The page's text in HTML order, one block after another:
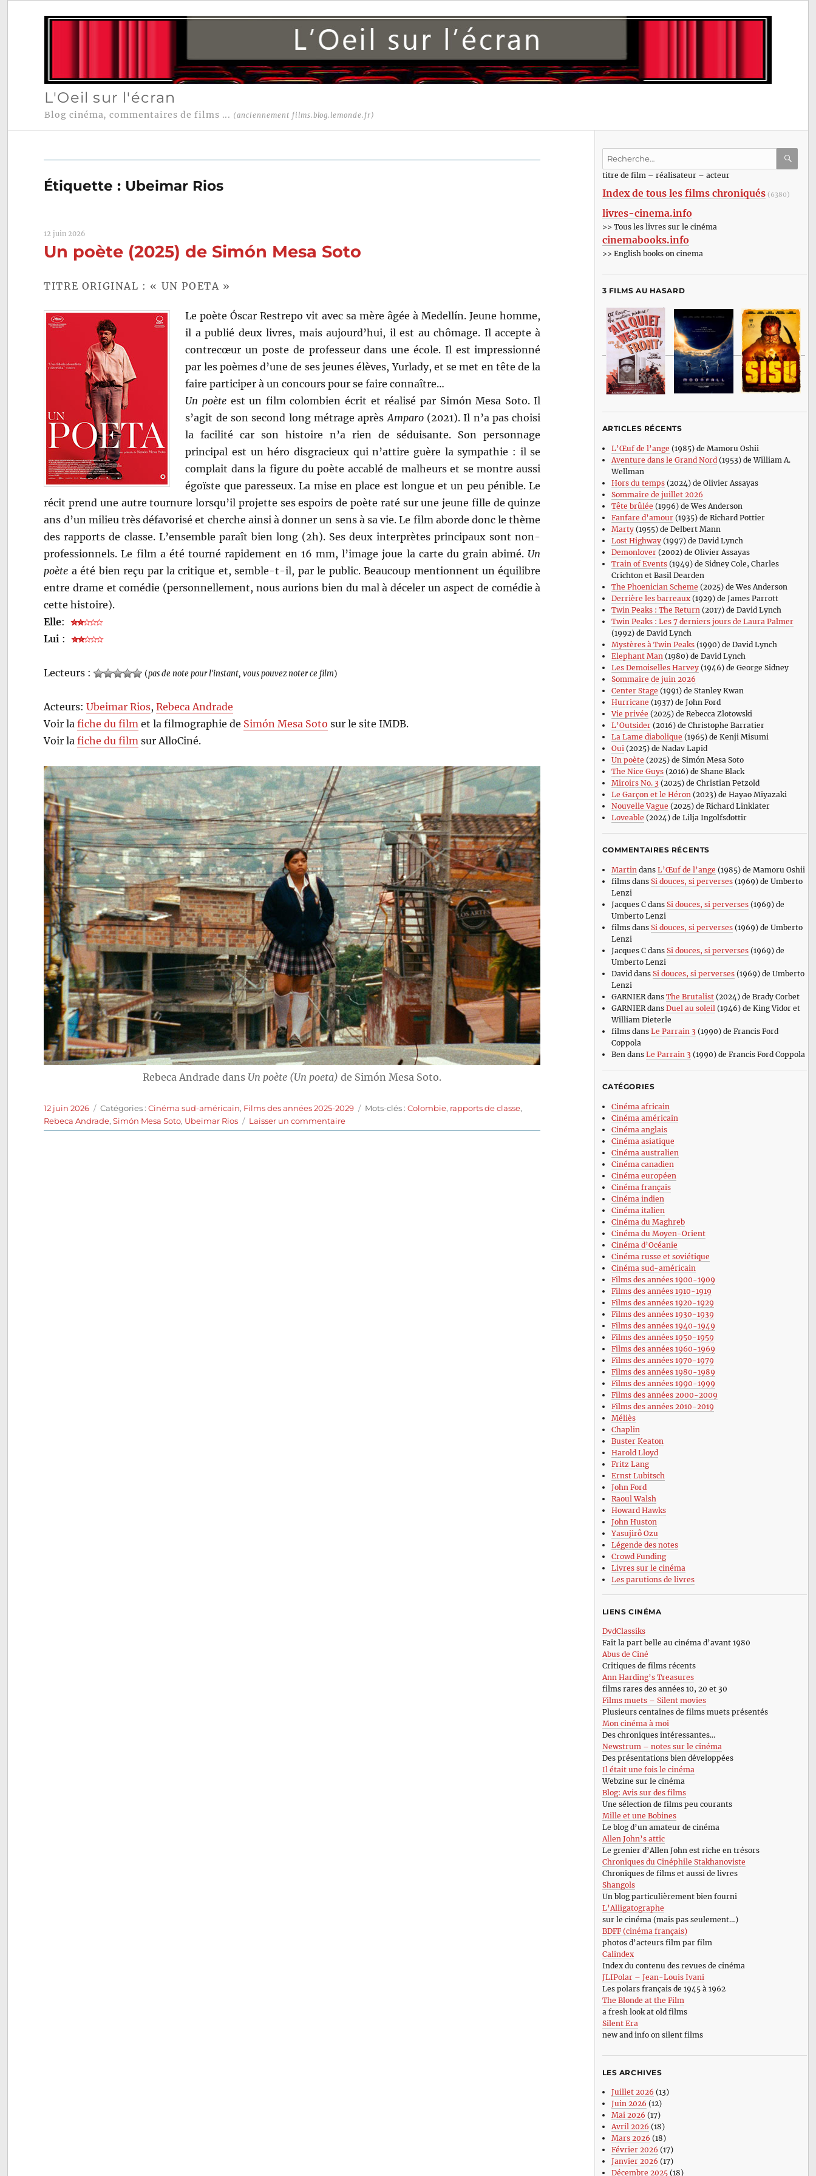
L'Oeil sur l'écran
Blog cinéma, commentaires de films ... (anciennement films.blog.lemonde.fr)
Étiquette : Ubeimar Rios
12 juin 2026
Un poète (2025) de Simón Mesa Soto
TITRE ORIGINAL : « UN POETA »
Le poète Óscar Restrepo vit avec sa mère âgée à Medellín. Jeune homme,
il a publié deux livres, mais aujourd’hui, il est au chômage. Il accepte à
contrecœur un poste de professeur dans une école. Il est impressionné
par les poèmes d’une de ses jeunes élèves, Yurlady, et se met en tête de la
faire participer à un concours pour se faire connaître…
Un poèteest un film colombien écrit et réalisé par Simón Mesa Soto. Il
s’agit de son second long métrage après Amparo (2021). Il n’a pas choisi
la facilité car son histoire n’a rien de séduisante. Son personnage
principal est un héro disgracieux qui n’attire guère la sympathie : il se
complait dans la figure du poète accablé de malheurs et se montre aussi
égoïste que paresseux. La mise en place est longue et un peu pénible. Le
récit prend une autre tournure lorsqu’il projette ses espoirs de poète raté sur une jeune fille de quinze
ans d’un milieu très défavorisé et cherche ainsi à donner un sens à sa vie. Le film aborde donc le thème
des rapports de classe. L’ensemble paraît bien long (2h). Ses deux interprètes principaux sont non-
professionnels. Le film a été tourné rapidement en 16 mm, l’image joue la carte du grain abimé. Un
poète a été bien reçu par la critique et, semble-t-il, par le public. Beaucoup mentionnent un équilibre
entre drame et comédie (personnellement, nous aurions bien du mal à déceler un aspect de comédie à
cette histoire).
Elle:
Lui :
Lecteurs : (pas de note pour l'instant, vous pouvez noter ce film)
Acteurs:Ubeimar Rios,Rebeca Andrade
Voir lafiche du film et la filmographie de Simón Mesa Soto sur le site IMDB.
Voir lafiche du film sur AlloCiné.
Rebeca Andrade dans Un poète (Un poeta) de Simón Mesa Soto.
Publié
le
12 juin 2026 Catégories
Catégories :Cinéma sud-américain, Films des années 2025-2029 Étiquettes
Mots-clés :Colombie, rapports de classe,
Rebeca Andrade,Simón Mesa Soto, Ubeimar Rios Laisser un commentairesur
Un
Recherche
:titre de film – réalisateur – acteur
Index de tous les films chroniqués (6380)
livres-cinema.info
>> Tous les livres sur le cinéma
cinemabooks.info
>> English books on cinema
3 FILMS AU HASARD
ARTICLES RÉCENTS
L’Œuf de l’ange (1985) de Mamoru Oshii
Aventure dans le Grand Nord(1953) de William A.
Wellman
Hors du temps(2024) de Olivier Assayas
Sommaire de juillet 2026
Tête brûlée (1996) de Wes Anderson
Fanfare d’amour(1935) de Richard Pottier
Marty(1955) de Delbert Mann
Lost Highway(1997) de David Lynch
Demonlover(2002) de Olivier Assayas
Train of Events(1949) de Sidney Cole, Charles
Crichton et Basil Dearden
The Phoenician Scheme (2025) de Wes Anderson
Derrière les barreaux(1929) de James Parrott
Twin Peaks : The Return(2017) de David Lynch
Twin Peaks : Les 7 derniers jours de Laura Palmer
(1992) de David Lynch
Mystères à Twin Peaks(1990) de David Lynch
Elephant Man(1980) de David Lynch
Les Demoiselles Harvey(1946) de George Sidney
Sommaire de juin 2026
Center Stage (1991) de Stanley Kwan
Hurricane (1937) de John Ford
Vie privée (2025) de Rebecca Zlotowski
L’Outsider(2016) de Christophe Barratier
La Lame diabolique (1965) de Kenji Misumi
Oui(2025) de Nadav Lapid
Un poète (2025) de Simón Mesa Soto
The Nice Guys(2016) de Shane Black
Miroirs No. 3 (2025) de Christian Petzold
Le Garçon et le Héron(2023) de Hayao Miyazaki
Nouvelle Vague (2025) de Richard Linklater
Loveable (2024) de Lilja Ingolfsdottir
COMMENTAIRES RÉCENTS
Martin dans L’Œuf de l’ange (1985) de Mamoru Oshii
filmsdans Si douces, si perverses(1969) de Umberto
Lenzi
Jacques Cdans Si douces, si perverses(1969) de
Umberto Lenzi
filmsdans Si douces, si perverses(1969) de Umberto
Lenzi
Jacques Cdans Si douces, si perverses(1969) de
Umberto Lenzi
David dans Si douces, si perverses(1969) de Umberto
Lenzi
GARNIERdans The Brutalist(2024) de Brady Corbet
GARNIERdans Duel au soleil (1946) de King Vidor et
William Dieterle
filmsdans Le Parrain 3 (1990) de Francis Ford
Coppola
Ben dans Le Parrain 3 (1990) de Francis Ford Coppola
CATÉGORIES
Cinéma africain
Cinéma américain
Cinéma anglais
Cinéma asiatique
Cinéma australien
Cinéma canadien
Cinéma européen
Cinéma français
Cinéma indien
Cinéma italien
Cinéma du Maghreb
Cinéma du Moyen-Orient
Cinéma d’Océanie
Cinéma russe et soviétique
Cinéma sud-américain
Films des années 1900-1909
Films des années 1910-1919
Films des années 1920-1929
Films des années 1930-1939
Films des années 1940-1949
Films des années 1950-1959
Films des années 1960-1969
Films des années 1970-1979
Films des années 1980-1989
Films des années 1990-1999
Films des années 2000-2009
Films des années 2010-2019
Méliès
Chaplin
Buster Keaton
Harold Lloyd
Fritz Lang
Ernst Lubitsch
John Ford
Raoul Walsh
Howard Hawks
John Huston
Yasujirô Ozu
Légende des notes
Crowd Funding
Livres sur le cinéma
Les parutions de livres
LIENS CINÉMA
DvdClassiks
Fait la part belle au cinéma d’avant 1980
Abus de Ciné
Critiques de films récents
Ann Harding’s Treasures
films rares des années 10, 20 et 30
Films muets – Silent movies
Plusieurs centaines de films muets présentés
Mon cinéma à moi
Des chroniques intéressantes…
Newstrum – notes sur le cinéma
Des présentations bien développées
Il était une fois le cinéma
Webzine sur le cinéma
Blog: Avis sur des films
Une sélection de films peu courants
Mille et une Bobines
Le blog d’un amateur de cinéma
Allen John’s attic
Le grenier d’Allen John est riche en trésors
Chroniques du Cinéphile Stakhanoviste
Chroniques de films et aussi de livres
Shangols
Un blog particulièrement bien fourni
L’Alligatographe
sur le cinéma (mais pas seulement…)
BDFF (cinéma français)
photos d’acteurs film par film
Calindex
Index du contenu des revues de cinéma
JLIPolar – Jean-Louis Ivani
Les polars français de 1945 à 1962
The Blonde at the Film
a fresh look at old films
Silent Era
new and info on silent films
LES ARCHIVES
Juillet 2026 (13)
Juin 2026 (12)
Mai 2026 (17)
Avril 2026 (18)
Mars 2026 (18)
Février 2026 (17)
Janvier 2026 (17)
Décembre 2025(18)